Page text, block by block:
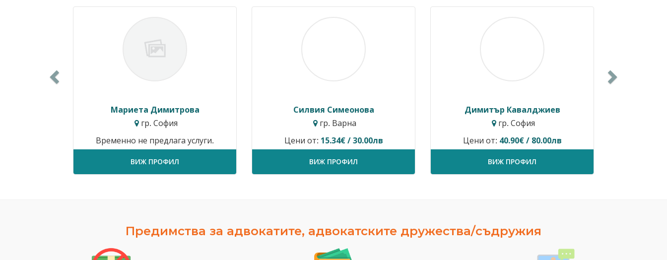
Силвия Симеонова
15.34€ / 30.00лв
Димитър Кавалджиев
40.90€ / 80.00лв
Ивайло Балкански
Временно не предлага услуги.
Предимства за адвокатите, адвокатските дружества/съдружия